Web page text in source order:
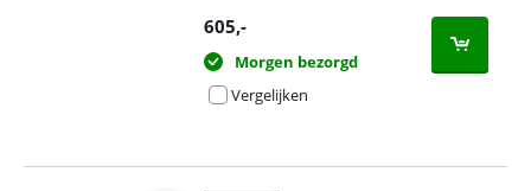
605,-
Morgen bezorgd
Vergelijken